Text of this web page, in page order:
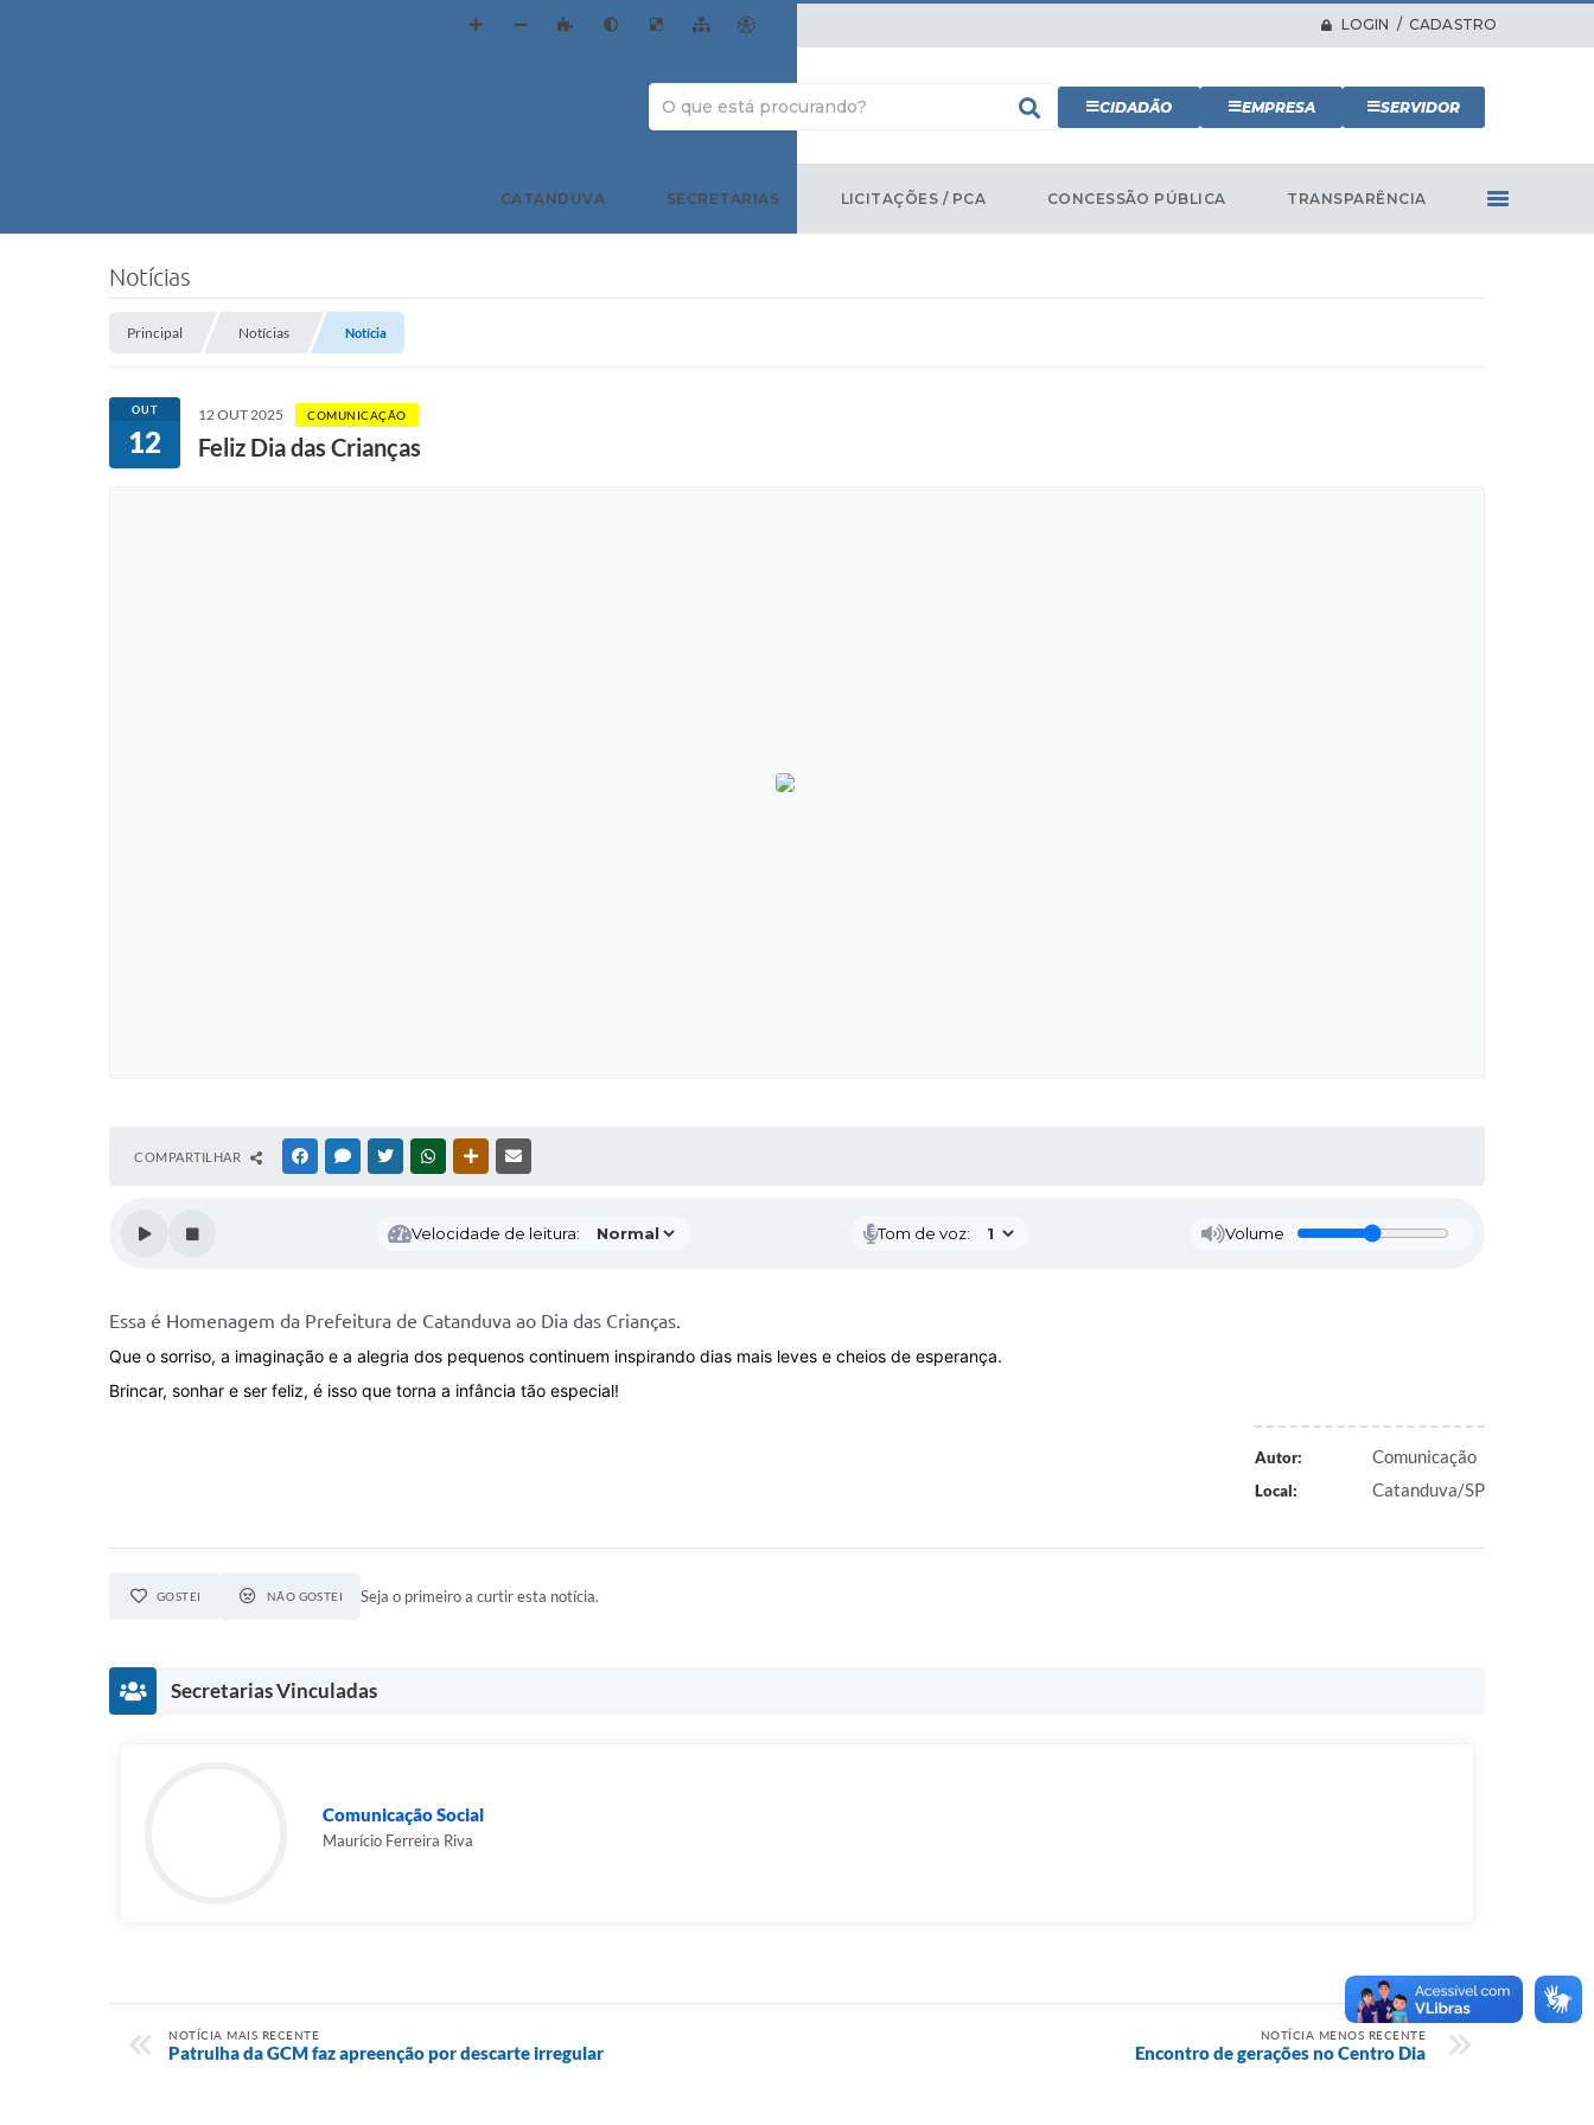
LOGIN / CADASTRO
CIDADÃO EMPRESA SERVIDOR
CATANDUVA SECRETARIAS LICITAÇÕES / PCA CONCESSÃO PÚBLICA TRANSPARÊNCIA
Notícias
Principal Notícias Notícia
OUT
12
12 OUT 2025 COMUNICAÇÃO
Feliz Dia das Crianças
COMPARTILHAR FACEBOOKMESSENGER
TWITTERWHATSAPPOUTRAS MÍDIAS
Velocidade de leitura: Tom de voz: Volume
Essa é Homenagem da Prefeitura de Catanduva ao Dia das Crianças.
Que o sorriso, a imaginação e a alegria dos pequenos continuem inspirando dias mais leves e cheios de esperança.
Brincar, sonhar e ser feliz, é isso que torna a infância tão especial!
Autor: Comunicação
Local: Catanduva/SP
GOSTEI NÃO GOSTEI Seja o primeiro a curtir esta notícia.
Secretarias Vinculadas
Comunicação Social
Maurício Ferreira Riva
NOTÍCIA MAIS RECENTE
Patrulha da GCM faz apreenção por descarte irregular
NOTÍCIA MENOS RECENTE
Encontro de gerações no Centro Dia